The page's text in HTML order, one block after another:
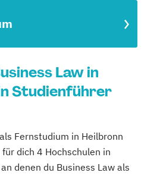
Law in
Studienführer
Fernstudium in Heilbronn
dich 4 Hochschulen in
denen du Business Law als